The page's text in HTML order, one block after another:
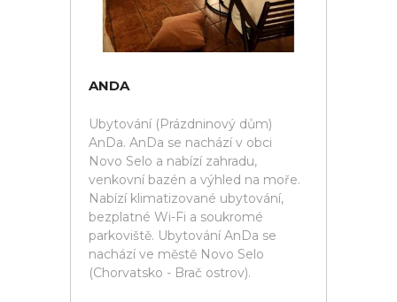
ANDA
Ubytování (Prázdninový dům)
AnDa. AnDa se nachází v obci
Novo Selo a nabízí zahradu,
venkovní bazén a výhled na moře.
Nabízí klimatizované ubytování,
bezplatné Wi-Fi a soukromé
parkoviště. Ubytování AnDa se
nachází ve městě Novo Selo
(Chorvatsko - Brač ostrov).